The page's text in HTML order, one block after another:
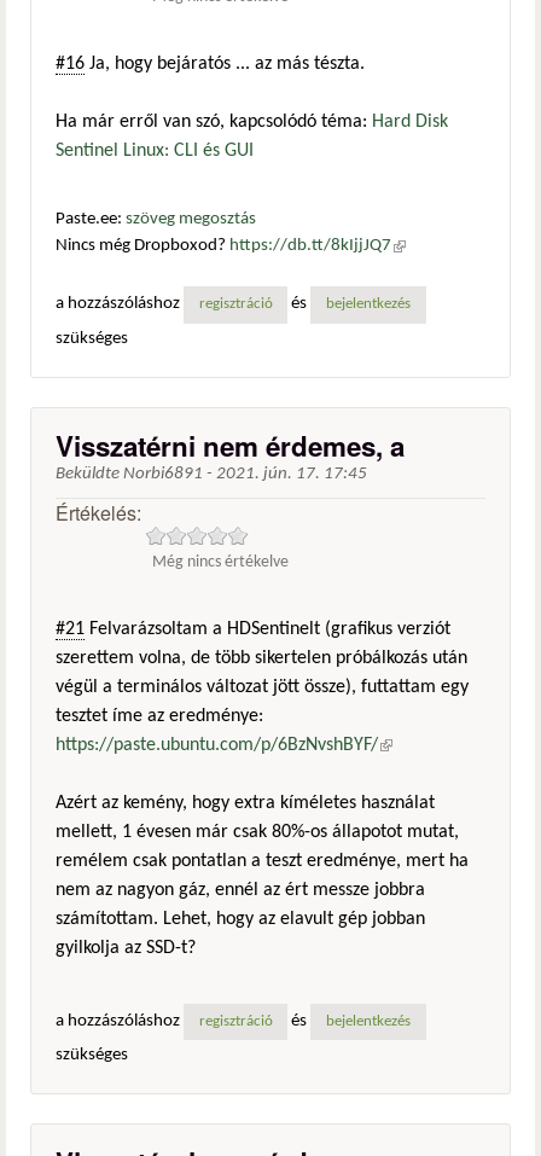
#16 Ja, hogy bejáratós ... az más tészta.
Ha már erről van szó, kapcsolódó téma: Hard Disk
Sentinel Linux: CLI és GUI
Paste.ee: szöveg megosztás
Nincs még Dropboxod? https://db.tt/8kIjjJQ7 (külső
a hozzászóláshoz
regisztráció és bejelentkezés
szükséges
Visszatérni nem érdemes, a
Beküldte Norbi6891 - 2021. jún. 17. 17:45
Értékelés:
Még nincs értékelve
#21 Felvarázsoltam a HDSentinelt (grafikus verziót
szerettem volna, de több sikertelen próbálkozás után
végül a terminálos változat jött össze), futtattam egy
tesztet íme az eredménye:
https://paste.ubuntu.com/p/6BzNvshBYF/(külső
Azért az kemény, hogy extra kíméletes használat
mellett, 1 évesen már csak 80%-os állapotot mutat,
remélem csak pontatlan a teszt eredménye, mert ha
nem az nagyon gáz, ennél az ért messze jobbra
számítottam. Lehet, hogy az elavult gép jobban
gyilkolja az SSD-t?
a hozzászóláshoz regisztráció és bejelentkezés
szükséges